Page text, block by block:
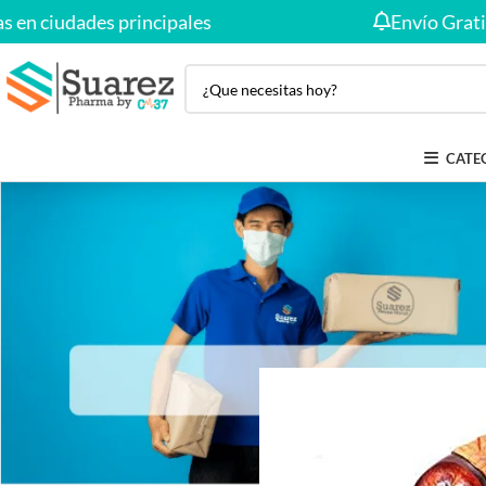
ciudades principales Envío Gratis a
BELLEZA,
El Sistema urinario y
Publicado por